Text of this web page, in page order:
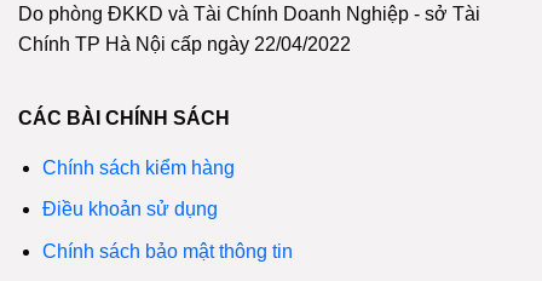
Do phòng ĐKKD và Tài Chính Doanh Nghiệp - sở Tài
Chính TP Hà Nội cấp ngày 22/04/2022
CÁC BÀI CHÍNH SÁCH
Chính sách kiểm hàng
Điều khoản sử dụng
Chính sách bảo mật thông tin